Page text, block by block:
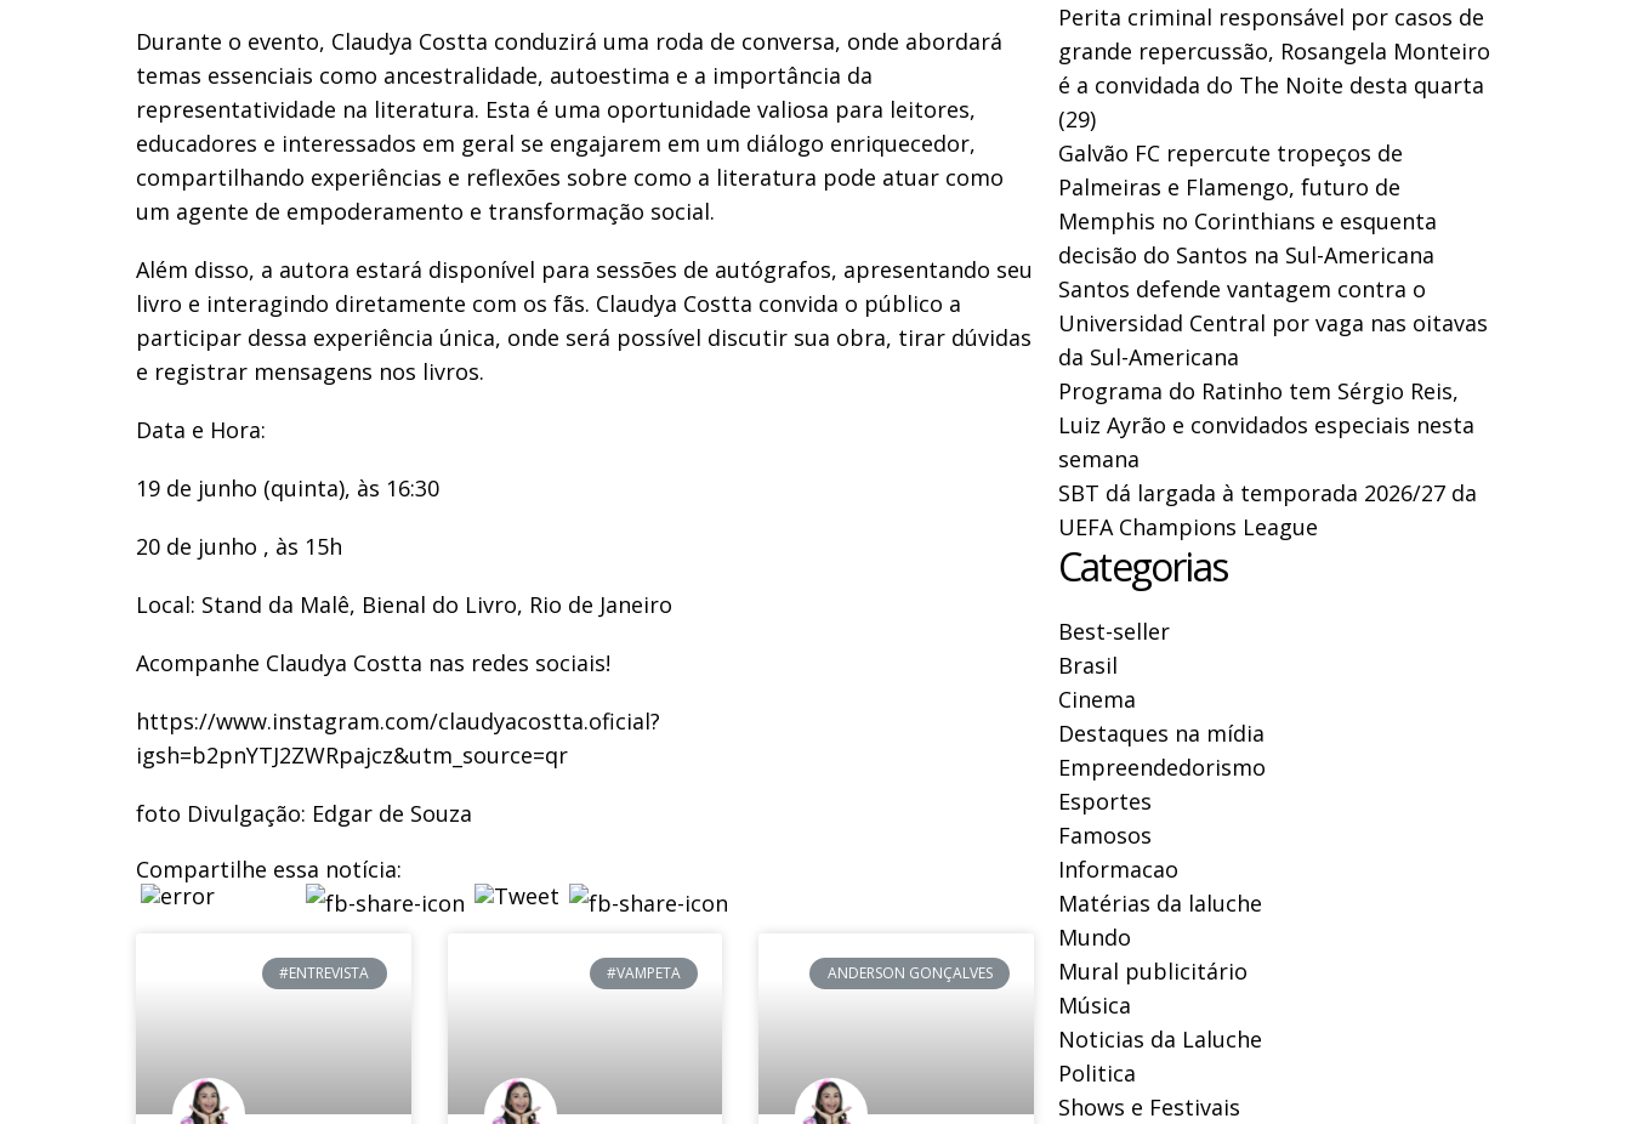
Durante o evento, Claudya Costta conduzirá uma roda de conversa, onde abordará
temas essenciais como ancestralidade, autoestima e a importância da
representatividade na literatura. Esta é uma oportunidade valiosa para leitores,
educadores e interessados em geral se engajarem em um diálogo enriquecedor,
compartilhando experiências e reflexões sobre como a literatura pode atuar como
um agente de empoderamento e transformação social.
Além disso, a autora estará disponível para sessões de autógrafos, apresentando seu
livro e interagindo diretamente com os fãs. Claudya Costta convida o público a
participar dessa experiência única, onde será possível discutir sua obra, tirar dúvidas
e registrar mensagens nos livros.
Data e Hora:
19 de junho (quinta), às 16:30
20 de junho , às 15h
Local: Stand da Malê, Bienal do Livro, Rio de Janeiro
Acompanhe Claudya Costta nas redes sociais!
https://www.instagram.com/claudyacostta.oficial?
igsh=b2pnYTJ2ZWRpajcz&utm_source=qr
foto Divulgação: Edgar de Souza
Compartilhe essa notícia:
#ENTREVISTA #VAMPETA ANDERSON GONÇALVES
Perita criminal responsável por casos de
grande repercussão, Rosangela Monteiro
é a convidada do The Noite desta quarta
(29)
Galvão FC repercute tropeços de
Palmeiras e Flamengo, futuro de
Memphis no Corinthians e esquenta
decisão do Santos na Sul-Americana
Santos defende vantagem contra o
Universidad Central por vaga nas oitavas
da Sul-Americana
Programa do Ratinho tem Sérgio Reis,
Luiz Ayrão e convidados especiais nesta
semana
SBT dá largada à temporada 2026/27 da
UEFA Champions League
Categorias
Best-seller
Brasil
Cinema
Destaques na mídia
Empreendedorismo
Esportes
Famosos
Informacao
Matérias da laluche
Mundo
Mural publicitário
Música
Noticias da Laluche
Politica
Shows e Festivais